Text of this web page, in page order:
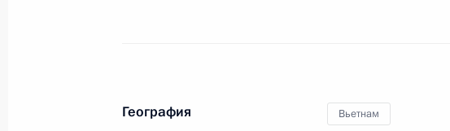
География Вьетнам